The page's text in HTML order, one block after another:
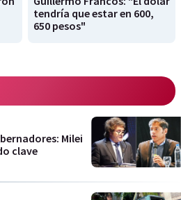
tendría que estar en 600,
650 pesos"
Milei
clave